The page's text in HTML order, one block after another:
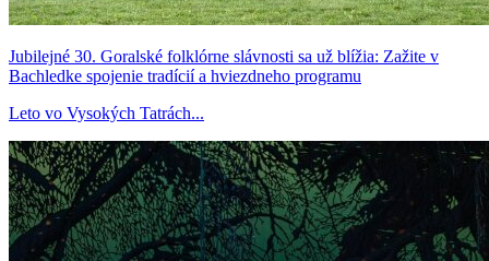
Jubilejné 30. Goralské folklórne slávnosti sa už blížia: Zažite v
Bachledke spojenie tradícií a hviezdneho programu
Leto vo Vysokých Tatrách...